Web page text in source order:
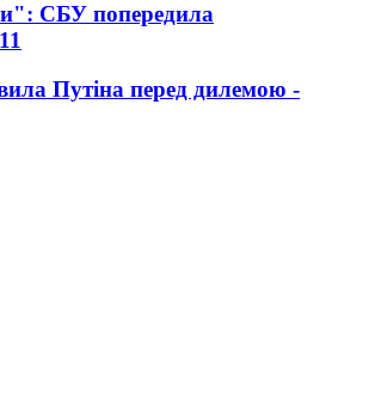
СБУ попередила
Путіна перед дилемою -